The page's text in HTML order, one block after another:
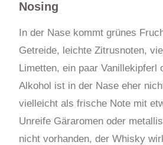
Nosing
In der Nase kommt grünes
Getreide, leichte Zitrusnoten,
Limetten, ein paar Vanillekipferl
Alkohol ist in der Nase eher
vielleicht als frische Note mit
Unreife Gäraromen oder
nicht vorhanden, der Whisky